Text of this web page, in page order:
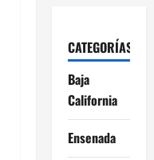
CATEGORÍAS
Baja
California
Ensenada